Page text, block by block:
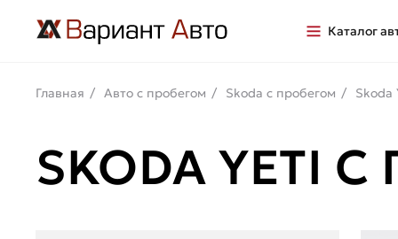
Каталог
Главная Авто с пробегом Skoda с пробегом Skoda
SKODA YETI